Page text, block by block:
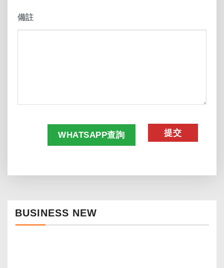
備註
WHATSAPP查詢
BUSINESS NEW